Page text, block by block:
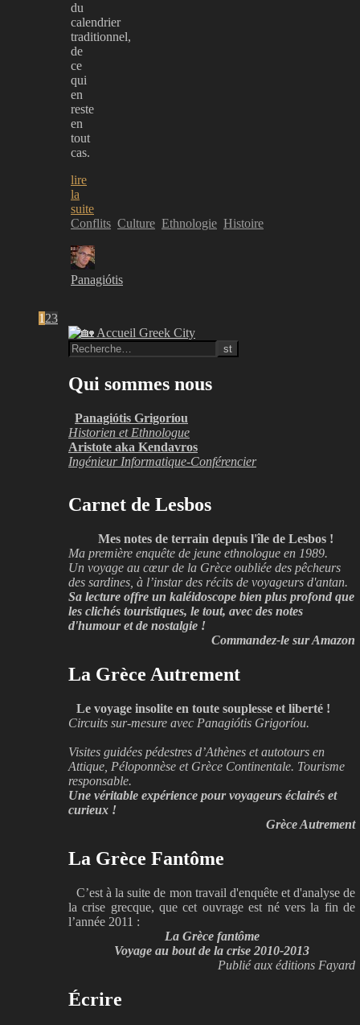
du
calendrier
traditionnel,
de
ce
qui
en
reste
en
tout
cas.
lire
la
suite
Conflits Culture Ethnologie Histoire
Panagiótis
1 23
Qui sommes nous
Panagiótis Grigoríou
Historien et Ethnologue
Aristote aka Kendavros
Ingénieur Informatique-Conférencier
Carnet de Lesbos
Mes notes de terrain depuis l'île de Lesbos !
Ma première enquête de jeune ethnologue en 1989.
Un voyage au cœur de la Grèce oubliée des pêcheurs
des sardines, à l’instar des récits de voyageurs d'antan.
Sa lecture offre un kaléidoscope bien plus profond que
les clichés touristiques, le tout, avec des notes
d'humour et de nostalgie !
Commandez-le sur Amazon
La Grèce Autrement
Le voyage insolite en toute souplesse et liberté !
Circuits sur-mesure avec Panagiótis Grigoríou.
Visites guidées pédestres d’Athènes et autotours en
Attique, Péloponnèse et Grèce Continentale. Tourisme
responsable.
Une véritable expérience pour voyageurs éclairés et
curieux !
Grèce Autrement
La Grèce Fantôme
C’est à la suite de mon travail d'enquête et d'analyse de
la crise grecque, que cet ouvrage est né vers la fin de
l’année 2011 :
La Grèce fantôme
Voyage au bout de la crise 2010-2013
Publié aux éditions Fayard
Écrire